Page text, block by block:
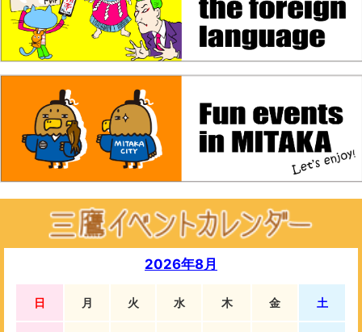
2026年8月
日 月 火 水 木 金 土